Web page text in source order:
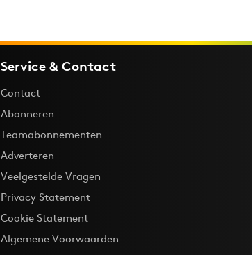
Service & Contact
Contact
Abonneren
Teamabonnementen
Adverteren
Veelgestelde Vragen
Privacy Statement
Cookie Statement
Algemene Voorwaarden